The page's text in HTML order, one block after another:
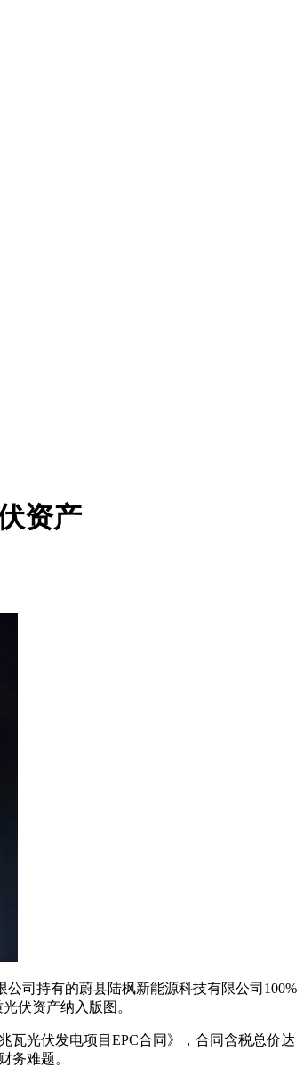
资产
司持有的蔚县陆枫新能源科技有限公司100%
伏资产纳入版图。
光伏发电项目EPC合同》，合同含税总价达
务难题。